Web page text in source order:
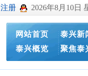
注册 2026年8月10日
网站首页
泰兴概览
泰兴新
聚焦泰